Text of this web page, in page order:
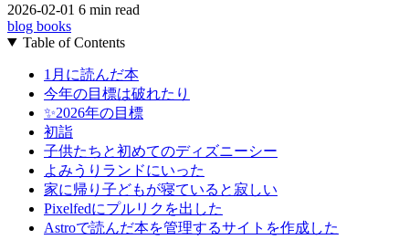
2026-02-01 6 min read
blog books
Table of Contents
1月に読んだ本
今年の目標は破れたり
✨️2026年の目標
初詣
子供たちと初めてのディズニーシー
よみうりランドにいった
家に帰り子どもが寝ていると寂しい
Pixelfedにプルリクを出した
Astroで読んだ本を管理するサイトを作成した